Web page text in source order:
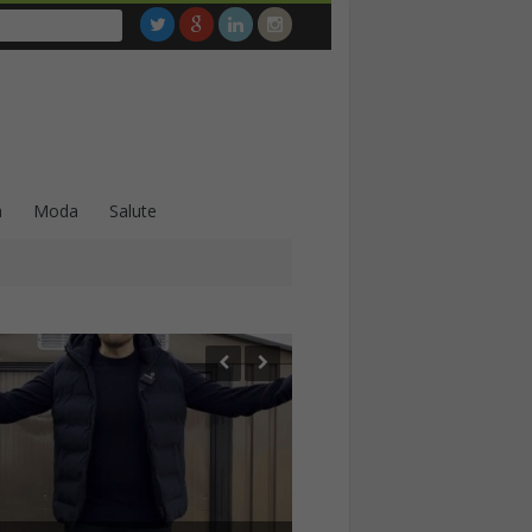
Moda Salute